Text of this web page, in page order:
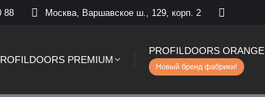
88 Москва, Варшавское ш., 129, корп. 2
PREMIUM
PROFILDOORS ORANGE
Новый бренд фабрики!